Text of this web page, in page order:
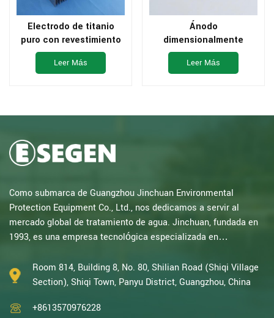
Electrodo de titanio
puro con revestimiento
de rutenio e iridio para
tratamiento de agua
Leer Más
Ánodo
dimensionalmente
estable de titanio puro
con recubrimiento de
Leer Más
Como submarca de Guangzhou Jinchuan Environmental
Protection Equipment Co., Ltd., nos dedicamos a servir al
mercado global de tratamiento de agua. Jinchuan, fundada en
1993, es una empresa tecnológica especializada en
oxidación catalítica, electrólisis, desinfección, I+D, diseño y
fabricación de equipos electroquímicos y de tratamiento de
China en este campo y hemos sido reconocid...
Room 814, Building 8, No. 80, Shilian Road (Shiqi Village
Section), Shiqi Town, Panyu District, Guangzhou, China
+8613570976228